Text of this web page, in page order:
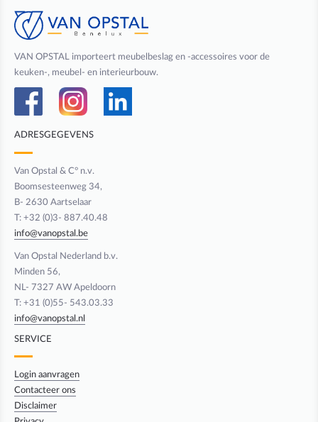
VAN OPSTAL importeert meubelbeslag en -accessoires voor de
keuken-, meubel- en interieurbouw.
ADRESGEGEVENS
Van Opstal & C° n.v.
Boomsesteenweg 34,
B- 2630 Aartselaar
T: +32 (0)3- 887.40.48
info@vanopstal.be
Van Opstal Nederland b.v.
Minden 56,
NL- 7327 AW Apeldoorn
T: +31 (0)55- 543.03.33
info@vanopstal.nl
SERVICE
Login aanvragen
Contacteer ons
Disclaimer